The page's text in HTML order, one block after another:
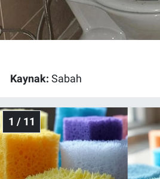
Kaynak: Sabah
1 / 11
Gerçeğin İzinde
Gün Bitiyor
Gün Ortası
Gündem Özel
Günün görüntüsü